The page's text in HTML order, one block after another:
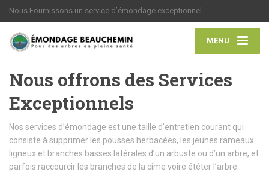
Nous Fournissons un service d’émondage exceptionnel
MENU
Nous offrons des Services
Exceptionnels
Nos services d’émondage est une taille d’entretien courant qui
consiste à supprimer les pousses herbacées, les jeunes rameaux
ligneux et branches basses latérales d’un arbuste ou d’un arbre, et
parfois raccourcir les branches de la cime voire étêter l’arbre.